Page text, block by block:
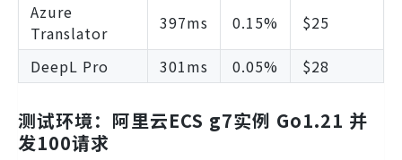
Azure
Translator
397ms 0.15% $25
DeepL Pro 301ms 0.05% $28
测试环境：阿里云ECS g7实例 Go1.21 并
发100请求